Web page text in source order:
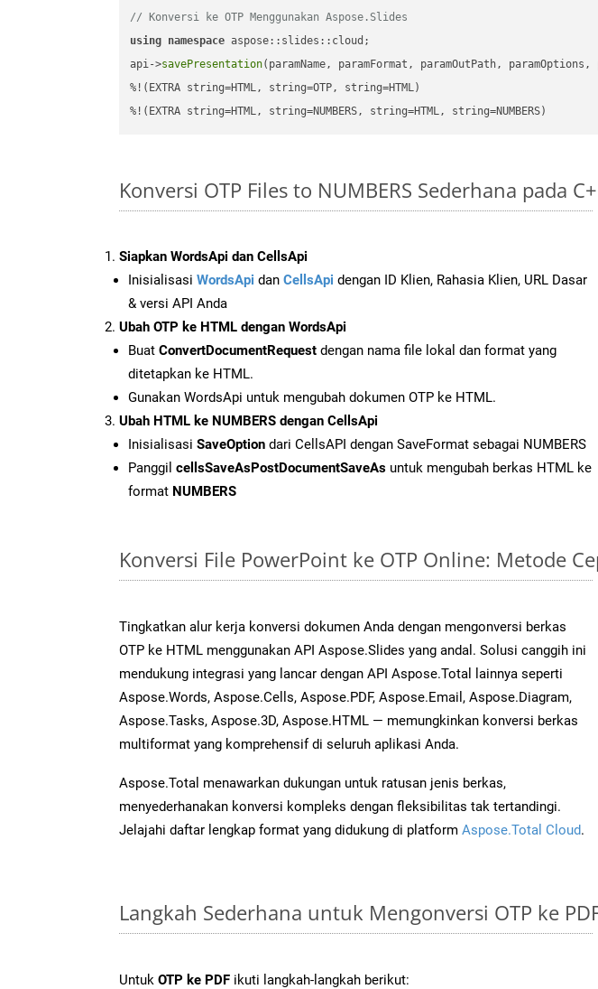
// Konversi ke OTP Menggunakan Aspose.Slides
using namespace aspose::slides::cloud;
api->savePresentation(paramName, paramFormat, paramOutPath,
%!(EXTRA string=HTML, string=OTP, string=HTML)
%!(EXTRA string=HTML, string=NUMBERS, string=HTML, string=NUMBERS)
Konversi OTP Files to NUMBERS Sederhana pada
Siapkan WordsApi dan CellsApi
Inisialisasi WordsApi dan CellsApi dengan ID Klien, Rahasia Klien, URL Dasar
& versi API Anda
Ubah OTP ke HTML dengan WordsApi
Buat ConvertDocumentRequest dengan nama file lokal dan format yang
ditetapkan ke HTML.
Gunakan WordsApi untuk mengubah dokumen OTP ke HTML.
Ubah HTML ke NUMBERS dengan CellsApi
Inisialisasi SaveOption dari CellsAPI dengan SaveFormat sebagai NUMBERS
Panggil cellsSaveAsPostDocumentSaveAs untuk mengubah berkas HTML ke
format NUMBERS
Konversi File PowerPoint ke OTP Online: Metode
Tingkatkan alur kerja konversi dokumen Anda dengan mengonversi berkas
OTP ke HTML menggunakan API Aspose.Slides yang andal. Solusi canggih ini
mendukung integrasi yang lancar dengan API Aspose.Total lainnya seperti
Aspose.Words, Aspose.Cells, Aspose.PDF, Aspose.Email, Aspose.Diagram,
Aspose.Tasks, Aspose.3D, Aspose.HTML — memungkinkan konversi berkas
multiformat yang komprehensif di seluruh aplikasi Anda.
Aspose.Total menawarkan dukungan untuk ratusan jenis berkas,
menyederhanakan konversi kompleks dengan fleksibilitas tak tertandingi.
Jelajahi daftar lengkap format yang didukung di platform Aspose.Total Cloud.
Langkah Sederhana untuk Mengonversi OTP ke
Untuk OTP ke PDF ikuti langkah-langkah berikut: